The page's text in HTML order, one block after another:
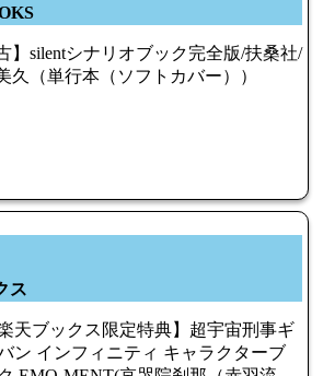
】silentシナリオブック完全版/扶桑社/
久（単行本（ソフトカバー））
ス
楽天ブックス限定特典】超宇宙刑事ギ
ン インフィニティ キャラクターブ